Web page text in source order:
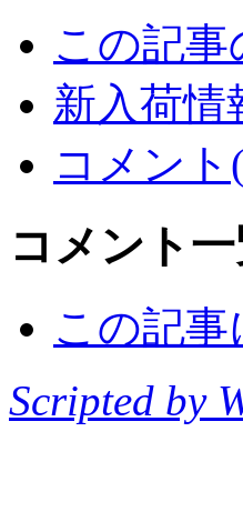
この記事
新入荷情
コメント
コメント
この記
Scripted by